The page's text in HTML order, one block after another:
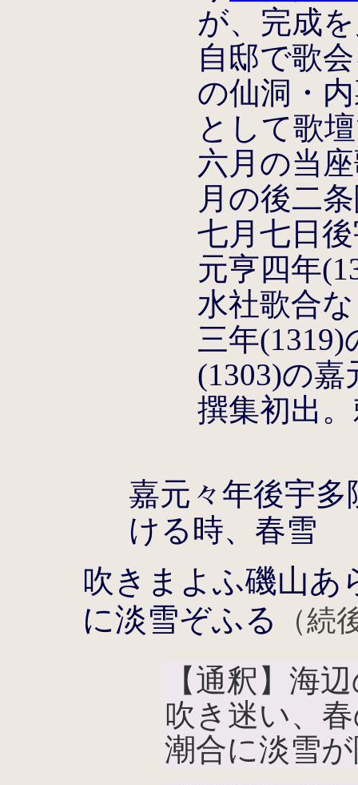
が、完成
自邸で歌
の仙洞・
として歌
六月の当
月の後二
七月七日
元亨四年
水社歌合
三年
(1303)の
撰集初出
嘉元々年後宇
ける時、春雪
吹きまよふ磯山あ
に淡雪ぞふる
（続
【通釈】海
吹き迷い、
潮合に淡雪